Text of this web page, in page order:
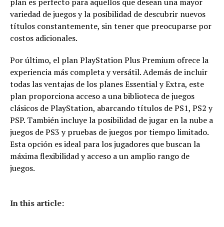
variedad de juegos y la posibilidad de descubrir nuevos
títulos constantemente, sin tener que preocuparse por
costos adicionales.
Por último, el plan PlayStation Plus Premium ofrece la
experiencia más completa y versátil. Además de incluir
todas las ventajas de los planes Essential y Extra, este
plan proporciona acceso a una biblioteca de juegos
clásicos de PlayStation, abarcando títulos de PS1, PS2 y
PSP. También incluye la posibilidad de jugar en la nube a
juegos de PS3 y pruebas de juegos por tiempo limitado.
Esta opción es ideal para los jugadores que buscan la
máxima flexibilidad y acceso a un amplio rango de
juegos.
In this article: